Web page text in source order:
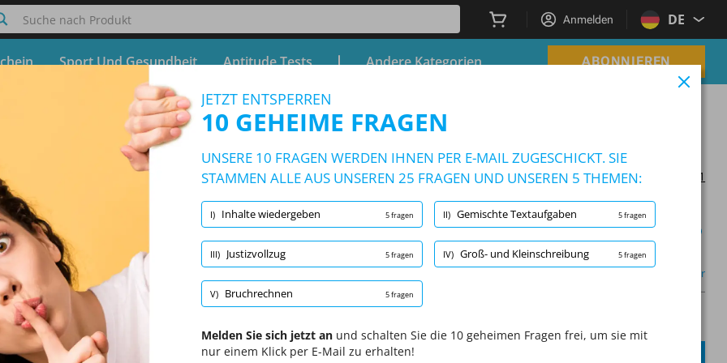
Suche nach Produkt Anmelden DE
Sport Und Gesundheit Aptitude Tests Andere Kategorien ABONNIEREN
Justizvollzugsbeamter üben
Kostenloser Test - Simulator Einstellungstest Justizvollzugsbeamter üben
5 Themen und 25 Fragen Letzte Aktualisierung am 2025/03/21
Zufallsfragen Lernmodus
Inhalte wiedergeben Bruchrechnen (2/5) Gemischte Textaufgaben (2/5) Mehr
JETZT ENTSPERREN
10 GEHEIME FRAGEN
UNSERE 10 FRAGEN WERDEN IHNEN PER E-MAIL ZUGESCHICKT. SIE
STAMMEN ALLE AUS UNSEREN 25 FRAGEN UND UNSEREN 5 THEMEN:
I) Inhalte wiedergeben 5 fragen II) Gemischte Textaufgaben 5 fragen
III) Justizvollzug 5 fragen IV) Groß- und Kleinschreibung 5 fragen
V) Bruchrechnen 5 fragen
Melden Sie sich jetzt an und schalten Sie die 10 geheimen Fragen frei, um sie mit
nur einem Klick per E-Mail zu erhalten!